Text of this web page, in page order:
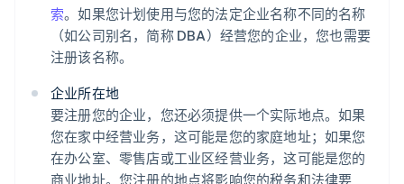
索。如果您计划使用与您的法定企业名称不同的名称
（如公司别名，简称 DBA）经营您的企业，您也需要
注册该名称。
企业所在地
要注册您的企业，您还必须提供一个实际地点。如果
您在家中经营业务，这可能是您的家庭地址；如果您
在办公室、零售店或工业区经营业务，这可能是您的
商业地址。您注册的地点将影响您的税务和法律要